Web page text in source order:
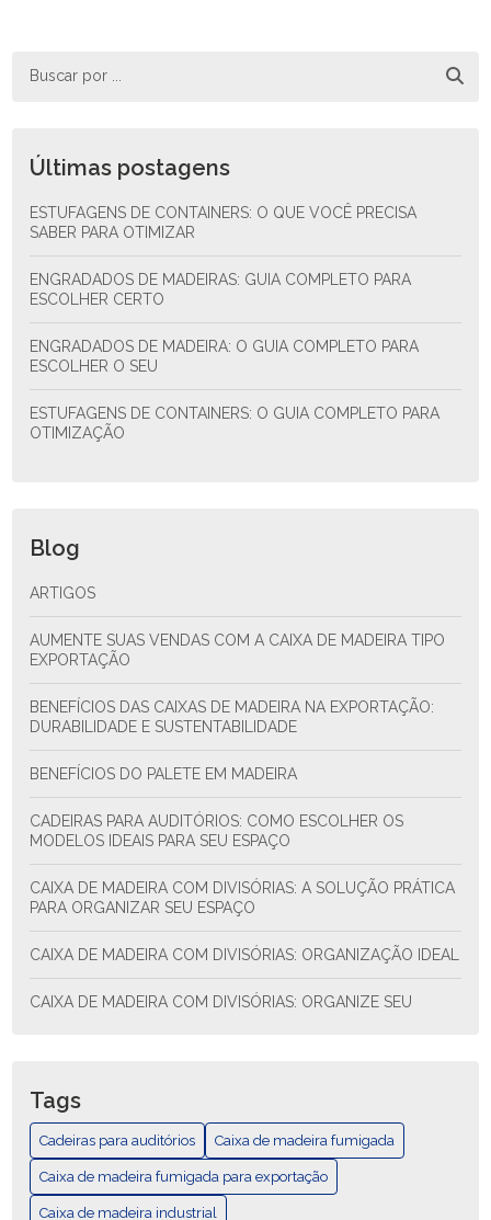
Últimas postagens
ESTUFAGENS DE CONTAINERS: O QUE VOCÊ PRECISA
SABER PARA OTIMIZAR
ENGRADADOS DE MADEIRAS: GUIA COMPLETO PARA
ESCOLHER CERTO
ENGRADADOS DE MADEIRA: O GUIA COMPLETO PARA
ESCOLHER O SEU
ESTUFAGENS DE CONTAINERS: O GUIA COMPLETO PARA
OTIMIZAÇÃO
Blog
ARTIGOS
AUMENTE SUAS VENDAS COM A CAIXA DE MADEIRA TIPO
EXPORTAÇÃO
BENEFÍCIOS DAS CAIXAS DE MADEIRA NA EXPORTAÇÃO:
DURABILIDADE E SUSTENTABILIDADE
BENEFÍCIOS DO PALETE EM MADEIRA
CADEIRAS PARA AUDITÓRIOS: COMO ESCOLHER OS
MODELOS IDEAIS PARA SEU ESPAÇO
CAIXA DE MADEIRA COM DIVISÓRIAS: A SOLUÇÃO PRÁTICA
PARA ORGANIZAR SEU ESPAÇO
CAIXA DE MADEIRA COM DIVISÓRIAS: ORGANIZAÇÃO IDEAL
CAIXA DE MADEIRA COM DIVISÓRIAS: ORGANIZE SEU
PARA ORGANIZAR SEU ESPAÇO
CAIXA DE MADEIRA EXPORTAÇÃO: COMO ESCOLHER E AS
MELHORES PRÁTICAS
CAIXA DE MADEIRA EXPORTAÇÃO: GUÍA COMPLETA
Tags
Cadeiras para auditórios Caixa de madeira fumigada
Caixa de madeira fumigada para exportação
Caixa de madeira industrial